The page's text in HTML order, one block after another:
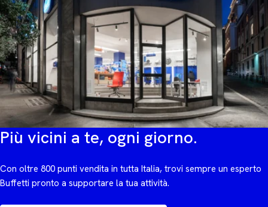
Più vicini a te, ogni giorno.
Con oltre 800 punti vendita in tutta Italia, trovi sempre un esperto
Buffetti pronto a supportare la tua attività.